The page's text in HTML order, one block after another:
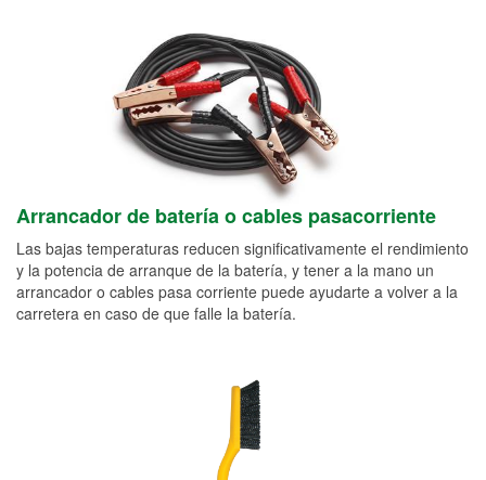
Arrancador de batería o cables pasacorriente
Las bajas temperaturas reducen significativamente el rendimiento
y la potencia de arranque de la batería, y tener a la mano un
arrancador o cables pasa corriente puede ayudarte a volver a la
carretera en caso de que falle la batería.